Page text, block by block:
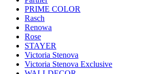
PRIME COLOR
Rasch
Renowa
Rose
STAYER
Victoria Stenova
Victoria Stenova Exclusive